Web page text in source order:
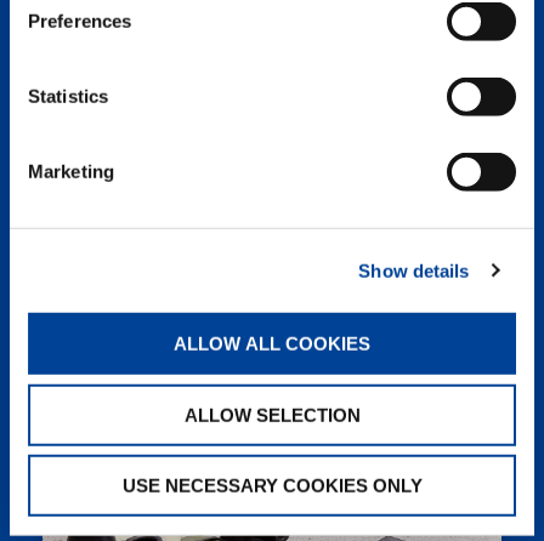
Preferences
Statistics
Marketing
Show details
ALLOW ALL COOKIES
ALLOW SELECTION
USE NECESSARY COOKIES ONLY
99707723424 Wechselventil
Ventilsteuerblock
99707009107 Ventilsteuerblock